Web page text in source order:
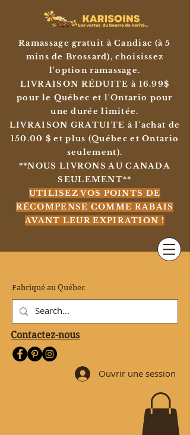
Ramassage gratuit à Candiac (à 5
mins de Brossard), choisissez
l'option ramassage.
LIVRAISON RÉDUITE à 16.99$
pour le Québec et l'Ontario pour
une durée limitée.
LIVRAISON GRATUITE à l'achat de
150.00 $ et plus (Québec et Ontario
seulement).
**NOUS LIVRONS AU CANADA
SEULEMENT**
UTILISEZ VOS POINTS DE
RÉCOMPENSE COMME RABAIS
AVANT LEUR EXPIRATION !
Fabriqué au Québec
Contactez-nous
Ouvrir une session